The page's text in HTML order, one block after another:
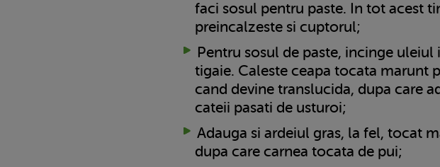
faci sosul pentru paste. In tot acest
preincalzeste si cuptorul;
Pentru sosul de paste, incinge
tigaie. Caleste ceapa tocata marunt
cand devine translucida, dupa care
cateii pasati de usturoi;
Adauga si ardeiul gras, la fel, tocat
dupa care carnea tocata de pui;